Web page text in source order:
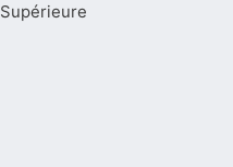
Supérieure